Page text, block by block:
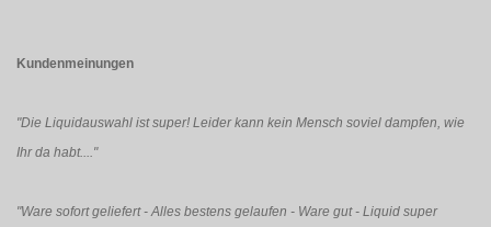
Kundenmeinungen
"Die Liquidauswahl ist super! Leider kann kein Mensch soviel dampfen, wie
Ihr da habt...."
"Ware sofort geliefert - Alles bestens gelaufen - Ware gut - Liquid super